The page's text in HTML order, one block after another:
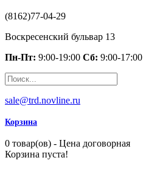
(8162)77-04-29
Воскресенский бульвар 13
Пн-Пт: 9:00-19:00 Сб: 9:00-17:00
sale@trd.novline.ru
Корзина
0 товар(ов) - Цена договорная
Корзина пуста!